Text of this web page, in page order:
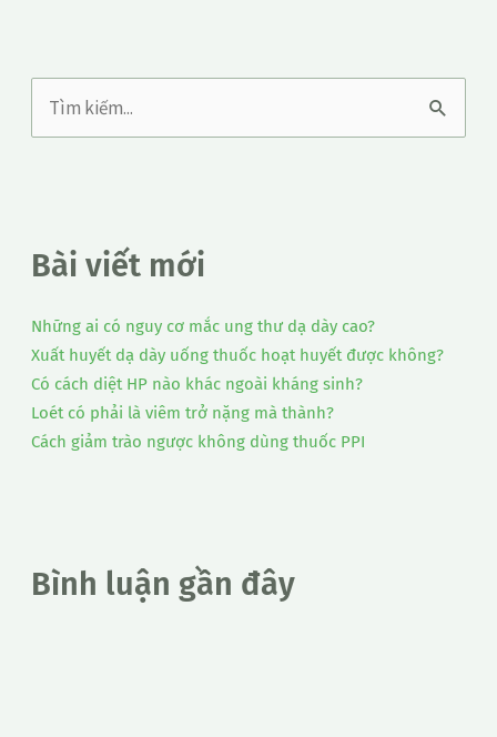
:
Bài viết mới
Những ai có nguy cơ mắc ung thư dạ dày cao?
Xuất huyết dạ dày uống thuốc hoạt huyết được không?
Có cách diệt HP nào khác ngoài kháng sinh?
Loét có phải là viêm trở nặng mà thành?
Cách giảm trào ngược không dùng thuốc PPI
Bình luận gần đây